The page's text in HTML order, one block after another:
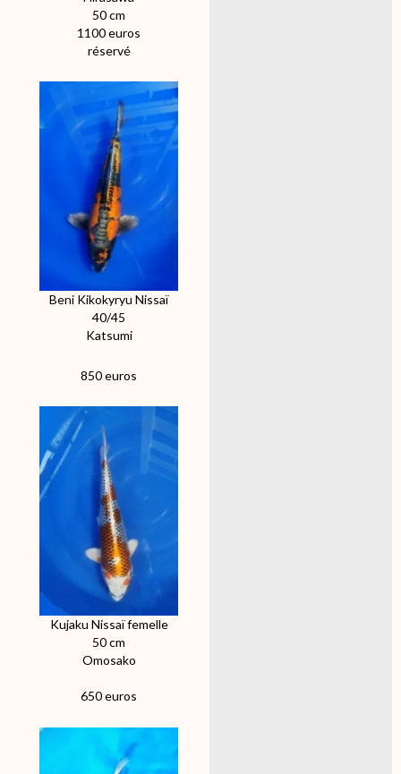
50 cm
1100 euros
réservé
Beni Kikokyryu Nissaï
40/45
Katsumi
850 euros
Kujaku Nissaï femelle
50 cm
Omosako
650 euros